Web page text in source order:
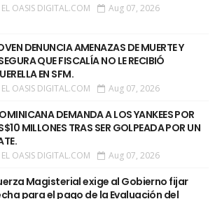
EL OASIS DIGITAL.COM Aug 07, 2026
DENUNCIA AMENAZAS DE MUERTE Y
QUE FISCALÍA NO LE RECIBIÓ
EN SFM.
EL OASIS DIGITAL.COM Aug 07, 2026
DEMANDA A LOS YANKEES POR
MILLONES TRAS SER GOLPEADA POR UN
EL OASIS DIGITAL.COM Aug 07, 2026
Magisterial exige al Gobierno fijar
para el pago de la Evaluación del